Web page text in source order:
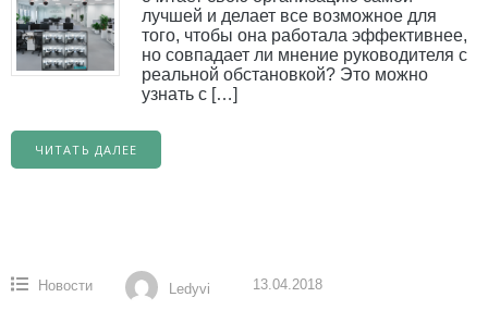
лучшей и делает все возможное для
того, чтобы она работала эффективнее,
но совпадает ли мнение руководителя с
реальной обстановкой? Это можно
узнать с […]
ЧИТАТЬ ДАЛЕЕ
Новости Ledyvi 13.04.2018